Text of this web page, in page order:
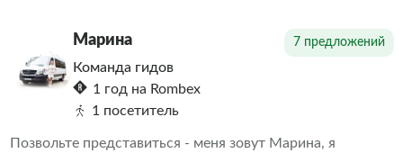
Марина 7 предложений
Команда гидов
1 год на Rombex
1 посетитель
Позвольте представиться - меня зовут Марина, я